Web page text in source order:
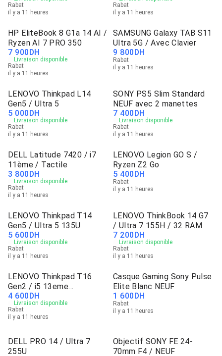
Rabat
il y a 11 heures
Rabat
il y a 11 heures
HP EliteBook 8 G1a 14 AI /
Ryzen AI 7 PRO 350
7 900DH
Livraison disponible
Rabat
il y a 11 heures
SAMSUNG Galaxy TAB S11
Ultra 5G / Avec Clavier
9 800DH
Rabat
il y a 11 heures
LENOVO Thinkpad L14
Gen5 / Ultra 5
5 000DH
Livraison disponible
Rabat
il y a 11 heures
SONY PS5 Slim Standard
NEUF avec 2 manettes
7 400DH
Livraison disponible
Rabat
il y a 11 heures
DELL Latitude 7420 / i7
11ème / Tactile
3 800DH
Livraison disponible
Rabat
il y a 11 heures
LENOVO Legion GO S /
Ryzen Z2 Go
5 400DH
Rabat
il y a 11 heures
LENOVO Thinkpad T14
Gen5 / Ultra 5 135U
5 600DH
Livraison disponible
Rabat
il y a 11 heures
LENOVO ThinkBook 14 G7
/ Ultra 7 155H / 32 RAM
7 200DH
Livraison disponible
Rabat
il y a 11 heures
LENOVO Thinkpad T16
Gen2 / i5 13eme
génération
4 600DH
Livraison disponible
Rabat
il y a 11 heures
Casque Gaming Sony Pulse
Elite Blanc NEUF
1 600DH
Rabat
il y a 11 heures
DELL PRO 14 / Ultra 7
255U
Objectif SONY FE 24-
70mm F4 / NEUF